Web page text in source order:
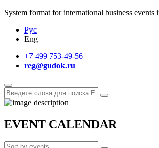
System format for international business events
Рус
Eng
+7 499 753-49-56
reg@gudok.ru
EVENT CALENDAR